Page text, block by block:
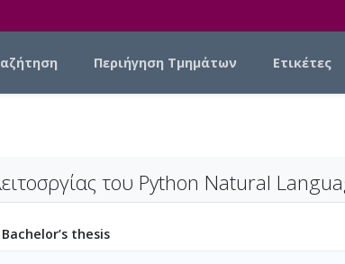
Περιήγηση Τμημάτων Ετικέτες
του Python Natural
Bachelor’s thesis